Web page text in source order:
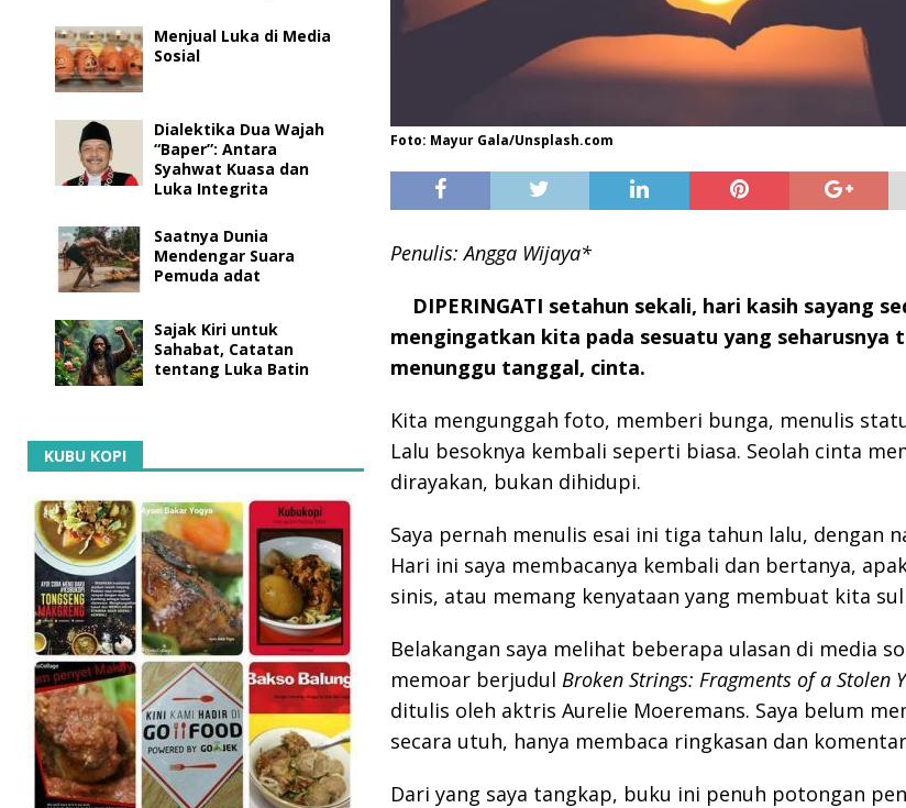
Foto: Mayur Gala/Unsplash.com
Penulis: Angga Wijaya*
DIPERINGATI setahun sekali, hari kasih sayang
mengingatkan kita pada sesuatu yang seharusnya
menunggu tanggal, cinta.
Kita mengunggah foto, memberi bunga, menulis
Lalu besoknya kembali seperti biasa. Seolah cinta
dirayakan, bukan dihidupi.
Saya pernah menulis esai ini tiga tahun lalu, dengan
Hari ini saya membacanya kembali dan bertanya,
sinis, atau memang kenyataan yang membuat kita
Belakangan saya melihat beberapa ulasan di media
memoar berjudul Broken Strings: Fragments of a Stolen
ditulis oleh aktris Aurelie Moeremans. Saya belum
secara utuh, hanya membaca ringkasan dan
Dari yang saya tangkap, buku ini penuh potongan
Menjual Luka di Media
Sosial
Dialektika Dua Wajah
“Baper”: Antara
Syahwat Kuasa dan
Luka Integrita
Saatnya Dunia
Mendengar Suara
Pemuda adat
Sajak Kiri untuk
Sahabat, Catatan
tentang Luka Batin
KUBU KOPI